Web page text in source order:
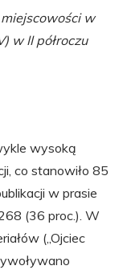
w
w II półroczu
wysoką
co stanowiło 85
w prasie
(36 proc.). W
(„Ojciec